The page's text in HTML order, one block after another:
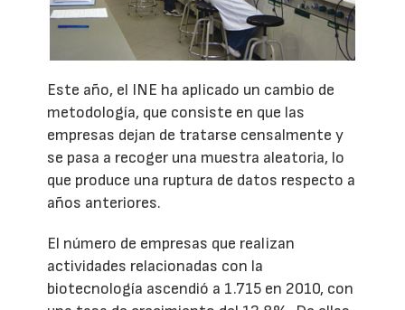
Este año, el INE ha aplicado un cambio de
metodología, que consiste en que las
empresas dejan de tratarse censalmente y
se pasa a recoger una muestra aleatoria, lo
que produce una ruptura de datos respecto a
años anteriores.
El número de empresas que realizan
actividades relacionadas con la
biotecnología ascendió a 1.715 en 2010, con